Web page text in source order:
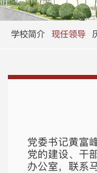
学校简介 现任领导
党委书记黄富
党的建设、干
办公室，联系